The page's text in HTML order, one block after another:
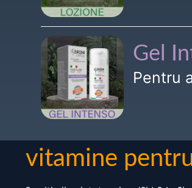
Gel
Pentru
vitamine